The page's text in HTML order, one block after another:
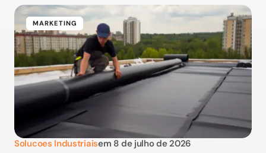
MARKETING
Solucoes Industriaisem 8 de julho de 2026